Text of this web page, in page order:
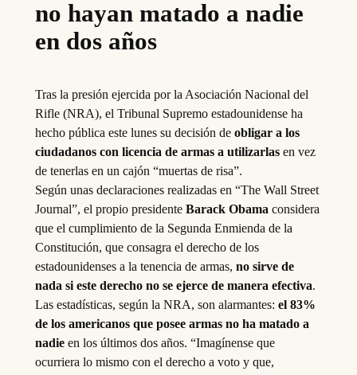
no hayan matado a nadie
en dos años
Tras la presión ejercida por la Asociación Nacional del
Rifle (NRA), el Tribunal Supremo estadounidense ha
hecho pública este lunes su decisión de obligar a los
ciudadanos con licencia de armas a utilizarlasen vez
de tenerlas en un cajón “muertas de risa”.
Según unas declaraciones realizadas en “The Wall Street
Journal”, el propio presidente Barack Obama considera
que el cumplimiento de la Segunda Enmienda de la
Constitución, que consagra el derecho de los
estadounidenses a la tenencia de armas, no sirve de
nada si este derecho no se ejerce de manera efectiva.
Las estadísticas, según la NRA, son alarmantes: el 83%
de los americanos que posee armas no ha matado a
nadieen los últimos dos años. “Imagínense que
ocurriera lo mismo con el derecho a voto y que,